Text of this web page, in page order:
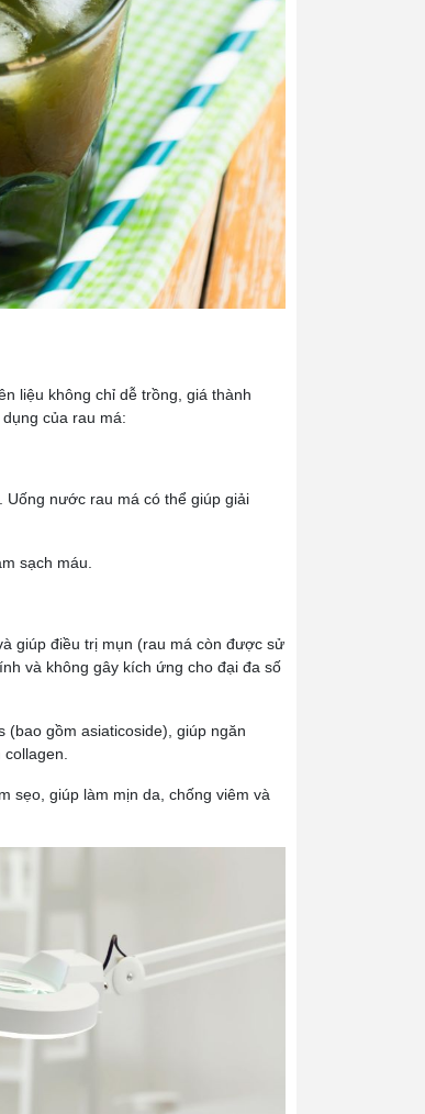
liệu không chỉ dễ trồng, giá thành
của rau má:
nước rau má có thể giúp giải
sạch máu.
giúp điều trị mụn (rau má còn được sử
và không gây kích ứng cho đại đa số
(bao gồm asiaticoside), giúp ngăn
sẹo, giúp làm mịn da, chống viêm và